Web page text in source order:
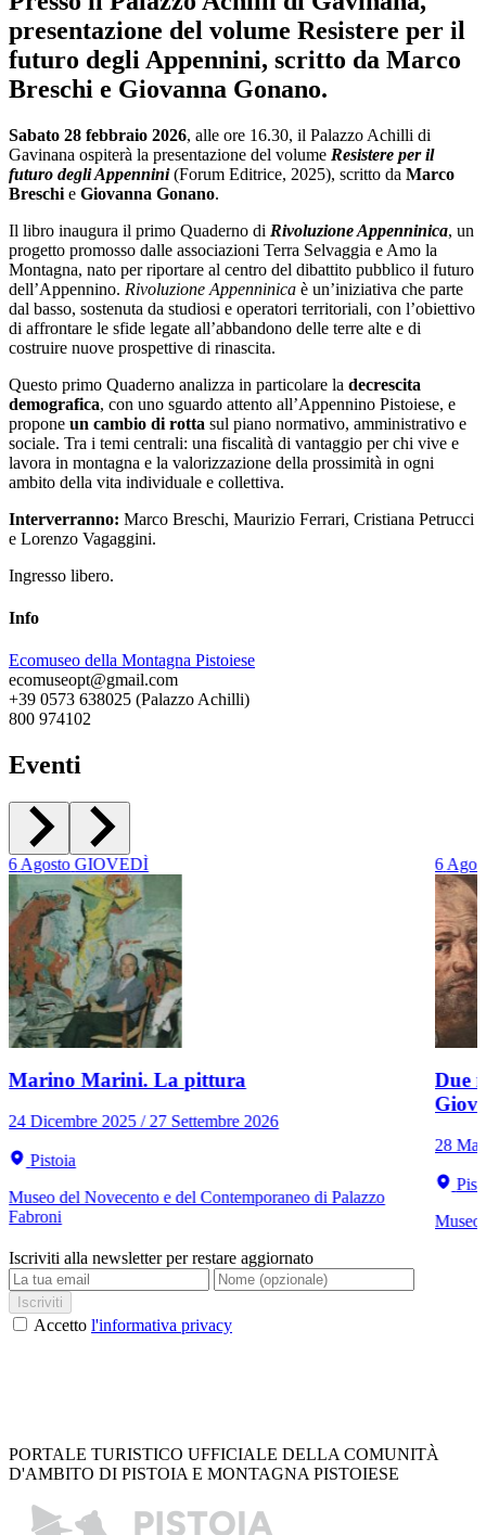
presentazione del volume Resistere per il
futuro degli Appennini, scritto da Marco
Breschi e Giovanna Gonano.
Sabato 28 febbraio 2026, alle ore 16.30, il Palazzo Achilli di
Gavinana ospiterà la presentazione del volume Resistere per il
futuro degli Appennini (Forum Editrice, 2025), scritto da Marco
Breschi e Giovanna Gonano.
Il libro inaugura il primo Quaderno di Rivoluzione Appenninica, un
progetto promosso dalle associazioni Terra Selvaggia e Amo la
Montagna, nato per riportare al centro del dibattito pubblico il futuro
dell’Appennino. Rivoluzione Appenninica è un’iniziativa che parte
dal basso, sostenuta da studiosi e operatori territoriali, con l’obiettivo
di affrontare le sfide legate all’abbandono delle terre alte e di
costruire nuove prospettive di rinascita.
Questo primo Quaderno analizza in particolare la decrescita
demografica, con uno sguardo attento all’Appennino Pistoiese, e
propone un cambio di rotta sul piano normativo, amministrativo e
sociale. Tra i temi centrali: una fiscalità di vantaggio per chi vive e
lavora in montagna e la valorizzazione della prossimità in ogni
ambito della vita individuale e collettiva.
Interverranno: Marco Breschi, Maurizio Ferrari, Cristiana Petrucci
e Lorenzo Vagaggini.
Ingresso libero.
Info
Ecomuseo della Montagna Pistoiese
ecomuseopt@gmail.com
+39 0573 638025 (Palazzo Achilli)
800 974102
Eventi
6Agosto GIOVEDÌ
Marino Marini. La pittura
24 Dicembre 2025 / 27 Settembre 2026
Pistoia
Museo del Novecento e del Contemporaneo di Palazzo
Fabroni
6
Due
28
Museo
Iscriviti alla newsletter per restare aggiornato
Iscriviti
Accetto l'informativa privacy
PORTALE TURISTICO UFFICIALE DELLA COMUNITÀ
D'AMBITO DI PISTOIA E MONTAGNA PISTOIESE